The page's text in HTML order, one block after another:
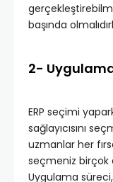
başında
2-
ERP seçimi
sağlayıcısını
uzmanlar her
seçmeniz birçok
Uygulama